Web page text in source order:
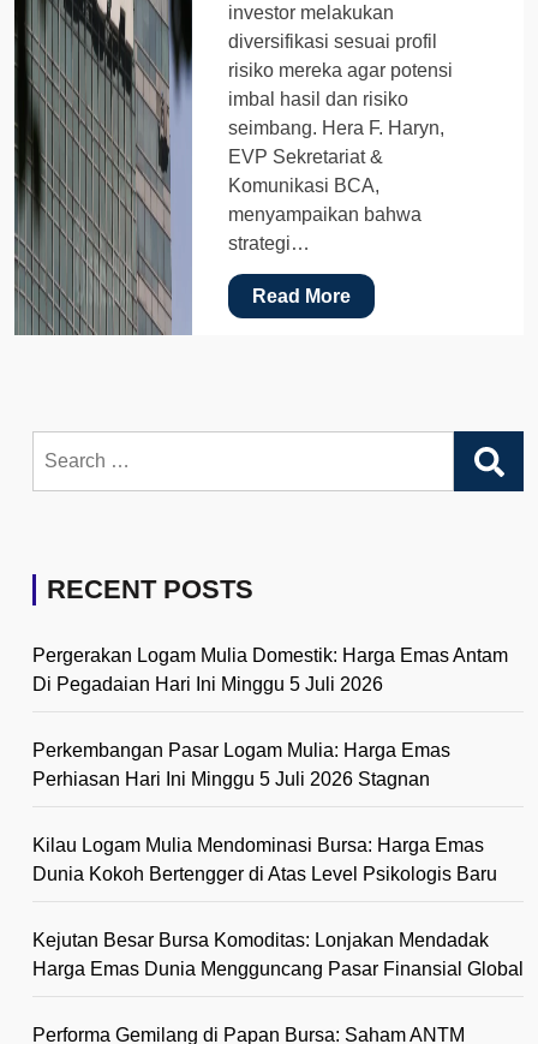
investor melakukan
diversifikasi sesuai profil
risiko mereka agar potensi
imbal hasil dan risiko
seimbang. Hera F. Haryn,
EVP Sekretariat &
Komunikasi BCA,
menyampaikan bahwa
strategi…
Read More
for:
RECENT POSTS
Pergerakan Logam Mulia Domestik: Harga Emas Antam
Di Pegadaian Hari Ini Minggu 5 Juli 2026
Perkembangan Pasar Logam Mulia: Harga Emas
Perhiasan Hari Ini Minggu 5 Juli 2026 Stagnan
Kilau Logam Mulia Mendominasi Bursa: Harga Emas
Dunia Kokoh Bertengger di Atas Level Psikologis Baru
Kejutan Besar Bursa Komoditas: Lonjakan Mendadak
Harga Emas Dunia Mengguncang Pasar Finansial Global
Performa Gemilang di Papan Bursa: Saham ANTM